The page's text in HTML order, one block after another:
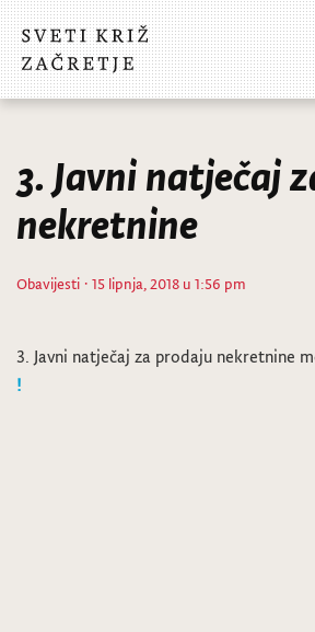
3. Javni natječaj
nekretnine
Obavijesti · 15 lipnja, 2018 u 1:56 pm
3. Javni natječaj za prodaju nekretnine
!